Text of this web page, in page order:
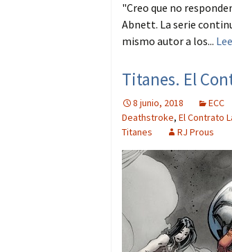
"Creo que no
Abnett. La serie
mismo autor a los...
Titanes. El
8 junio, 2018 ECC
Deathstroke, El Contrato
Titanes
RJ Prous